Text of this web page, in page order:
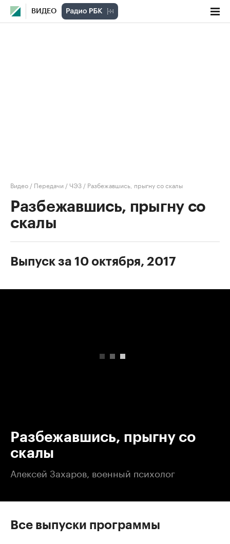
ВИДЕО
Видео / Передачи /ЧЭЗ / Разбежавшись, прыгну со скалы
Разбежавшись, прыгну со
скалы
Выпуск за 10 октября, 2017
Разбежавшись, прыгну со
скалы
Алексей Захаров, военный психолог
Все выпуски программы